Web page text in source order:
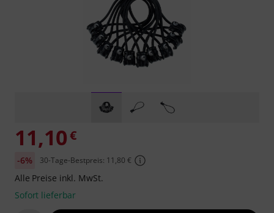
11,10€
-6% 30-Tage-Bestpreis: 11,80 €
Alle Preise inkl. MwSt.
Sofort lieferbar